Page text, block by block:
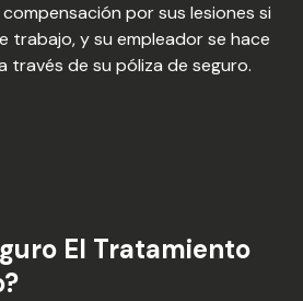
por sus lesiones si
trabajo, y su empleador se hace
través de su póliza de seguro.
El Tratamiento